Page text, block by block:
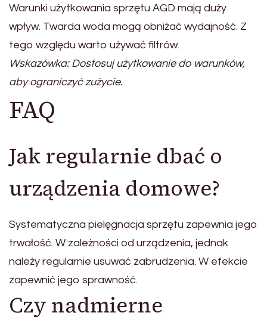
Warunki użytkowania sprzętu AGD mają duży
wpływ. Twarda woda mogą obniżać wydajność. Z
tego względu warto używać filtrów.
Wskazówka: Dostosuj użytkowanie do warunków,
aby ograniczyć zużycie.
FAQ
Jak regularnie dbać o
urządzenia domowe?
Systematyczna pielęgnacja sprzętu zapewnia jego
trwałość. W zależności od urządzenia, jednak
należy regularnie usuwać zabrudzenia. W efekcie
zapewnić jego sprawność.
Czy nadmierne